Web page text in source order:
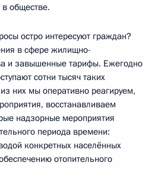
обществе.
остро интересуют граждан?
в сфере жилищно-
и завышенные тарифы. Ежегодно
сотни тысяч таких
них мы оперативно реагируем,
восстанавливаем
надзорные мероприятия
периода времени:
конкретных населённых
отопительного